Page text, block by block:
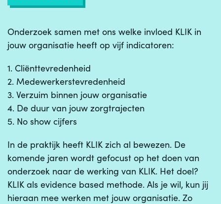
Onderzoek samen met ons welke invloed KLIK in
jouw organisatie heeft op vijf indicatoren:
1. Cliënttevredenheid
2. Medewerkerstevredenheid
3. Verzuim binnen jouw organisatie
4. De duur van jouw zorgtrajecten
5. No show cijfers
In de praktijk heeft KLIK zich al bewezen. De
komende jaren wordt gefocust op het doen van
onderzoek naar de werking van KLIK. Het doel?
KLIK als evidence based methode. Als je wil, kun jij
hieraan mee werken met jouw organisatie. Zo